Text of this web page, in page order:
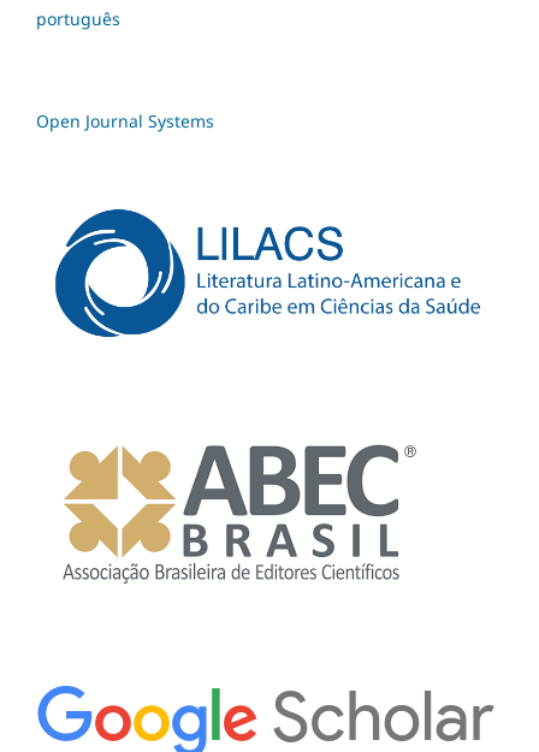
português
Open Journal Systems